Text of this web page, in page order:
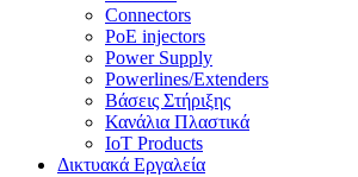
Connectors
PoE injectors
Power Supply
Powerlines/Extenders
Βάσεις Στήριξης
Κανάλια Πλαστικά
IoT Products
Δικτυακά Εργαλεία